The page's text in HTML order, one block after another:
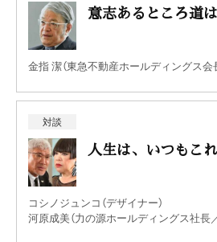
意志あるところ道
金指 潔（東急不動産ホールディングス会
対談
人生は、いつもこ
コシノジュンコ（デザイナー）
河原成美（力の源ホールディングス社長